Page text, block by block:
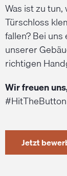
Was ist zu
Türschloss
fallen? Bei
unserer
richtigen
Wir freuen
#HitTheButton
Jetzt